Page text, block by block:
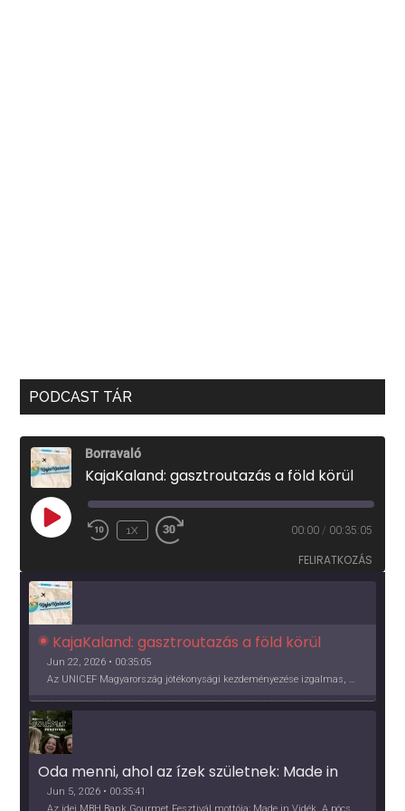
PODCAST TÁR
Borravaló
KajaKaland: gasztroutazás a föld körül
PLAY
EPISODE
1X 00:00 / 00:35:05
FELIRATKOZÁS
KajaKaland: gasztroutazás a föld körül
Jun 22, 2026 • 00:35:05
Az UNICEF Magyarország jótékonysági kezdeményezése izgalmas, egész éves világkörüli ízutazásra hív, igazi családi program és gasztroedukáció, illetve segítség a rászorulóknak is egyben.
Oda menni, ahol az ízek születnek: Made in
Vidék, Gourmet Fesztivál 2026
Jun 5, 2026 • 00:35:41